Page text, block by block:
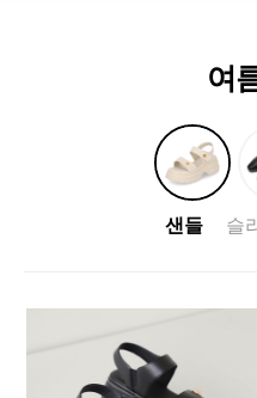
여
샌들 슬